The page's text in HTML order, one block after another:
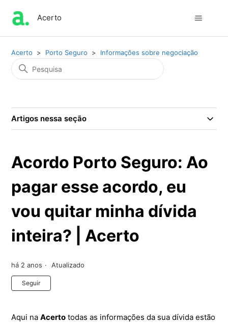
Acerto
Acerto Porto Seguro Informações sobre negociação
Artigos nessa seção
Acordo Porto Seguro: Ao
pagar esse acordo, eu
vou quitar minha dívida
inteira? | Acerto
há 2 anos Atualizado
Seguir
Aqui naAcerto todas as informações da sua dívida estão